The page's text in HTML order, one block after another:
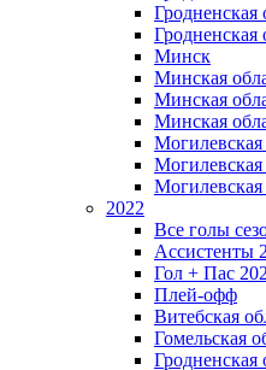
Гродненская
Гродненская
Минск
Минская
Минская
Минская
Могилевская
Могилевская
2022
Все голы
Ассистенты
Гол + Пас
Плей-офф
Витебская
Гомельская
Гродненская